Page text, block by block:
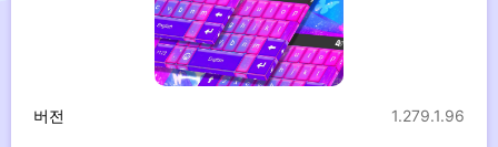
버전 1.279.1.96